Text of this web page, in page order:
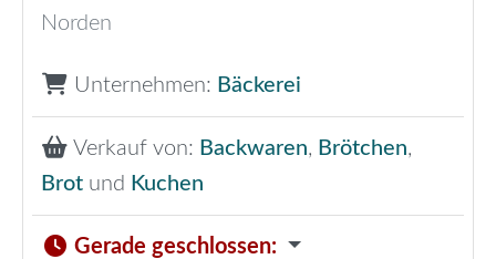
Norden
Unternehmen: Bäckerei
Verkauf von: Backwaren, Brötchen,
Brot und Kuchen
Gerade geschlossen: